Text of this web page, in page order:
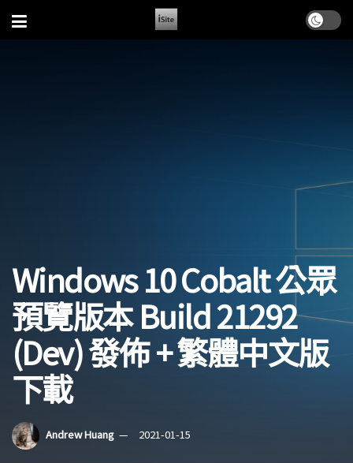
Windows 10 Cobalt 公眾
預覽版本 Build 21292
(Dev) 發佈 + 繁體中文版
下載
Andrew Huang 2021-01-15